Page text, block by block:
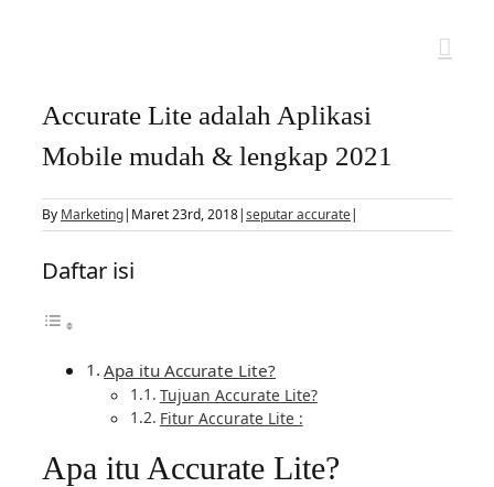
Accurate Lite adalah Aplikasi
Mobile mudah & lengkap 2021
By Marketing| Maret 23rd, 2018|seputar accurate|
Daftar isi
Apa itu Accurate Lite?
Tujuan Accurate Lite?
Fitur Accurate Lite :
Apa itu Accurate Lite?